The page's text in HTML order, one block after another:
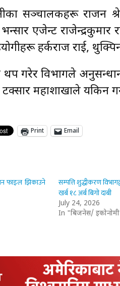
सञ्चालकहरू राजन
एजेन्ट राजेन्द्रकुमार
हर्कराज राई,
थप गरेर विभागले
टक्सार महाशाखाले यकिन
Print Email
फाइल झिकाउने
सम्पत्ति शुद्धीकरण
खर्ब १८ अर्ब बिगो दाबी
July 24, 2026
In "बिजनेस/